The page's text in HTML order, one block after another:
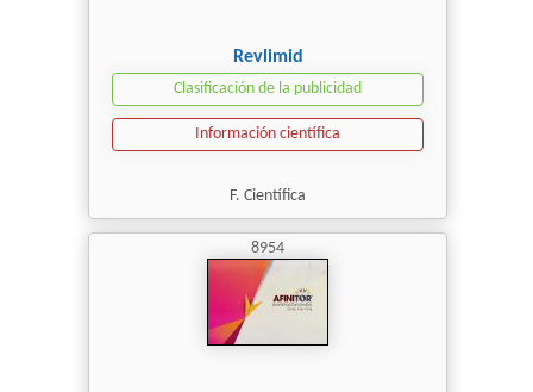
Revlimid
Clasificación de la publicidad
Información científica
F. Científica
8954